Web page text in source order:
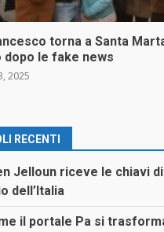
torna a Santa
dopo le fake news
2025
RECENTI
Jelloun riceve le chiavi
dell’Italia
il portale Pa si